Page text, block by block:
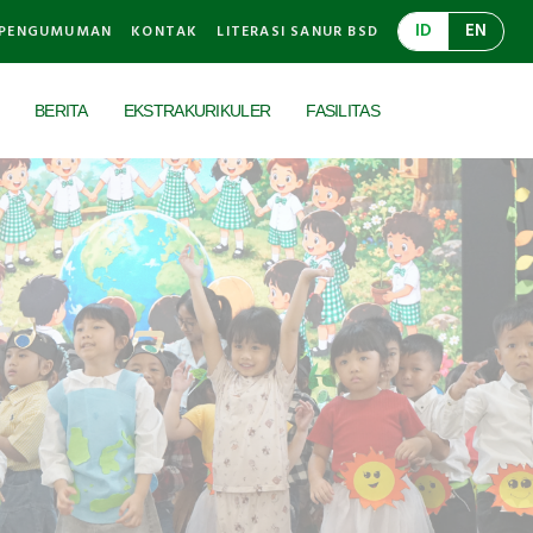
KONTAK LITERASI SANUR BSD ID EN
BERITA EKSTRAKURIKULER FASILITAS